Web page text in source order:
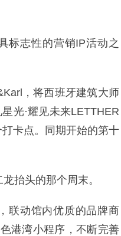
标志性的营销IP活动之
，将西班牙建筑大师
光·耀见未来LETTHER
卡点。同期开始的第十
抬头的那个周末。
联动馆内优质的品牌商
港湾小程序，不断完善